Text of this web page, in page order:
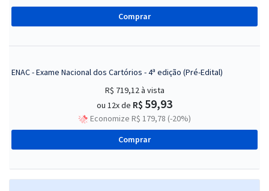
Comprar
ENAC - Exame Nacional dos Cartórios - 4ª edição (Pré-Edital)
R$ 719,12à vista
ou 12x de R$ 59,93
Economize R$ 179,78 (-20%)
Comprar